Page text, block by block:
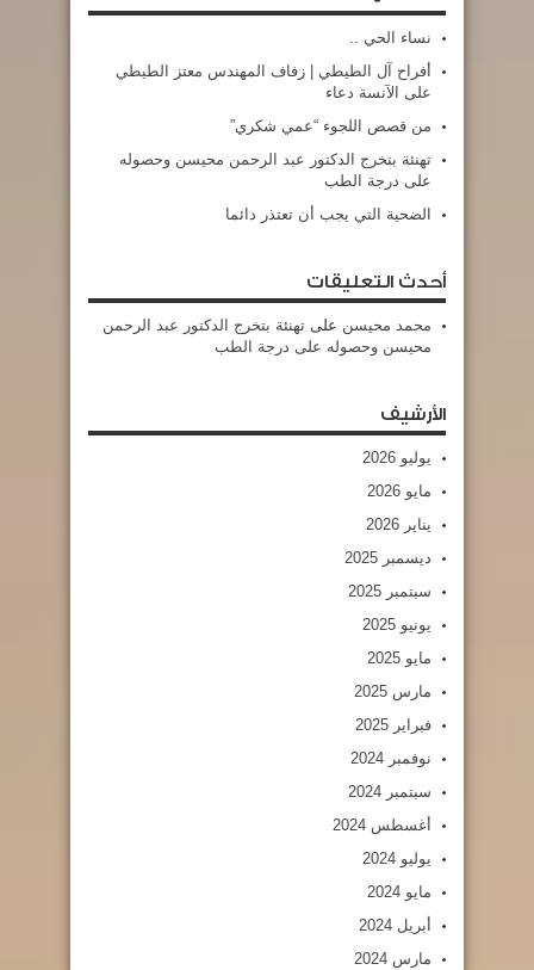
نساء الحي ..
أفراح آل الطيطي | زفاف المهندس معتز الطيطي
على الآنسة دعاء
من قصص اللجوء “عمي شكري”
تهنئة بتخرج الدكتور عبد الرحمن محيسن وحصوله
على درجة الطب
الضحية التي يجب أن تعتذر دائما
أحدث التعليقات
محمد محيسن على تهنئة بتخرج الدكتور عبد الرحمن
محيسن وحصوله على درجة الطب
الأرشيف
يوليو 2026
مايو 2026
يناير 2026
ديسمبر 2025
سبتمبر 2025
يونيو 2025
مايو 2025
مارس 2025
فبراير 2025
نوفمبر 2024
سبتمبر 2024
أغسطس 2024
يوليو 2024
مايو 2024
أبريل 2024
مارس 2024